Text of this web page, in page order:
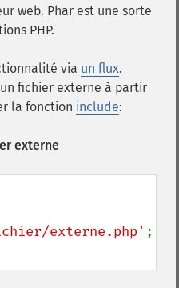
web. Phar est une sorte
PHP.
via un flux.
fichier externe à partir
la fonction include:
externe
externe.php' ;